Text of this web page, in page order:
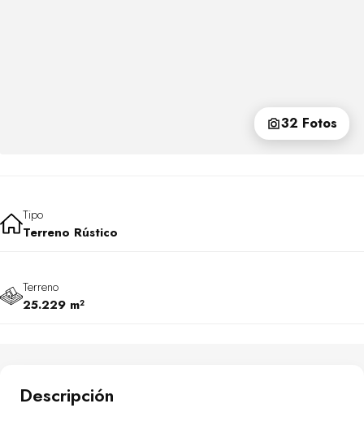
32 Fotos
Tipo
Terreno Rústico
Terreno
25.229 m²
Descripción